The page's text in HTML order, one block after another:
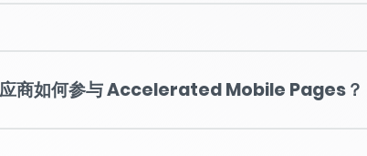
应商如何参与 Accelerated Mobile Pages？